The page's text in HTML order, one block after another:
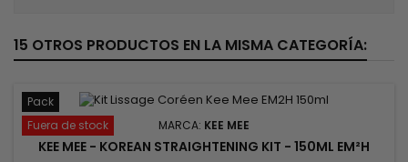
15 OTROS PRODUCTOS EN LA MISMA CATEGORÍA:
Pack
Fuera de stock
MARCA: KEE MEE
KEE MEE - KOREAN STRAIGHTENING KIT - 150ML EM²H